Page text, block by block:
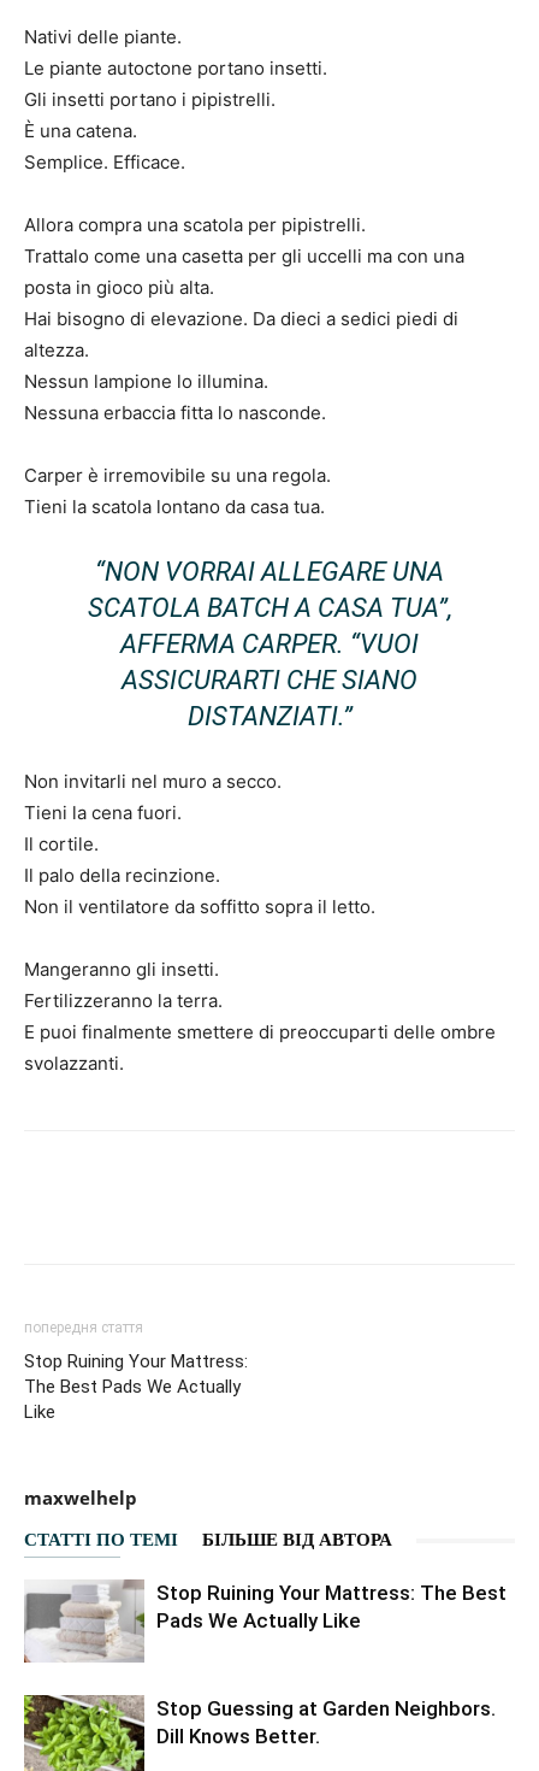
Nativi delle piante.
Le piante autoctone portano insetti.
Gli insetti portano i pipistrelli.
È una catena.
Semplice. Efficace.
Allora compra una scatola per pipistrelli.
Trattalo come una casetta per gli uccelli ma con una
posta in gioco più alta.
Hai bisogno di elevazione. Da dieci a sedici piedi di
altezza.
Nessun lampione lo illumina.
Nessuna erbaccia fitta lo nasconde.
Carper è irremovibile su una regola.
Tieni la scatola lontano da casa tua.
“NON VORRAI ALLEGARE UNA
SCATOLA BATCH A CASA TUA”,
AFFERMA CARPER. “VUOI
ASSICURARTI CHE SIANO
DISTANZIATI.”
Non invitarli nel muro a secco.
Tieni la cena fuori.
Il cortile.
Il palo della recinzione.
Non il ventilatore da soffitto sopra il letto.
Mangeranno gli insetti.
Fertilizzeranno la terra.
E puoi finalmente smettere di preoccuparti delle ombre
svolazzanti.
попередня стаття
Stop Ruining Your Mattress:
The Best Pads We Actually
Like
maxwelhelp
СТАТТІ ПО ТЕМІ БІЛЬШЕ ВІД АВТОРА
Stop Ruining Your Mattress: The Best
Pads We Actually Like
Stop Guessing at Garden Neighbors.
Dill Knows Better.